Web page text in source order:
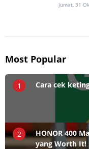
Jumat, 31
Most Popular
1 Cara cek
2
HONOR 400
yang Worth It!